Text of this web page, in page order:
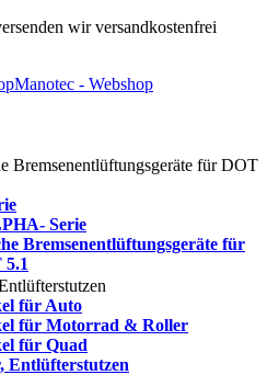
wir versandkostenfrei
Manotec - Webshop
Bremsenentlüftungsgeräte für DOT
Serie
Bremsenentlüftungsgeräte für
für Auto
für Motorrad & Roller
für Quad
Entlüfterstutzen